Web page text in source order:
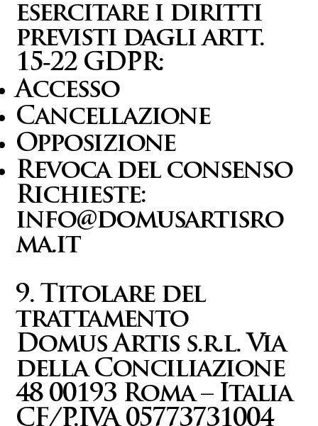
esercitare i diritti
previsti dagli artt.
15‑22 GDPR:
Accesso
Cancellazione
Opposizione
Revoca del consenso
Richieste:
info@domusartisro
ma.it
9. Titolare del
trattamento
Domus Artis s.r.l. Via
della Conciliazione
48 00193 Roma – Italia
CF/P.IVA 05773731004